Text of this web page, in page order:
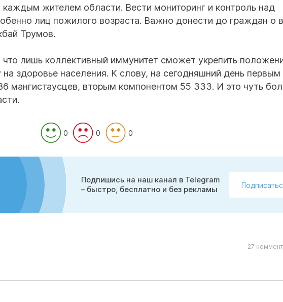
каждым жителем области. Вести мониторинг и контроль над
лиц пожилого возраста. Важно донести до граждан о
Трумов.
лишь коллективный иммунитет сможет укрепить
на здоровье населения. К слову, на сегодняшний день первым
мангистаусцев, вторым компонентом 55 333. И это чуть
0 0 0
Подпишись на наш канал в Telegram
– быстро, бесплатно и без рекламы
27